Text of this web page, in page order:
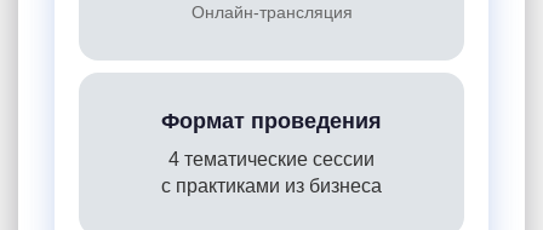
Онлайн-трансляция
Формат проведения
4 тематические сессии
с практиками из бизнеса